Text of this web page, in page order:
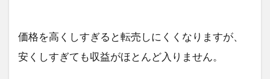
価格を高くしすぎると転売しにくくなりますが、
安くしすぎても収益がほとんど入りません。